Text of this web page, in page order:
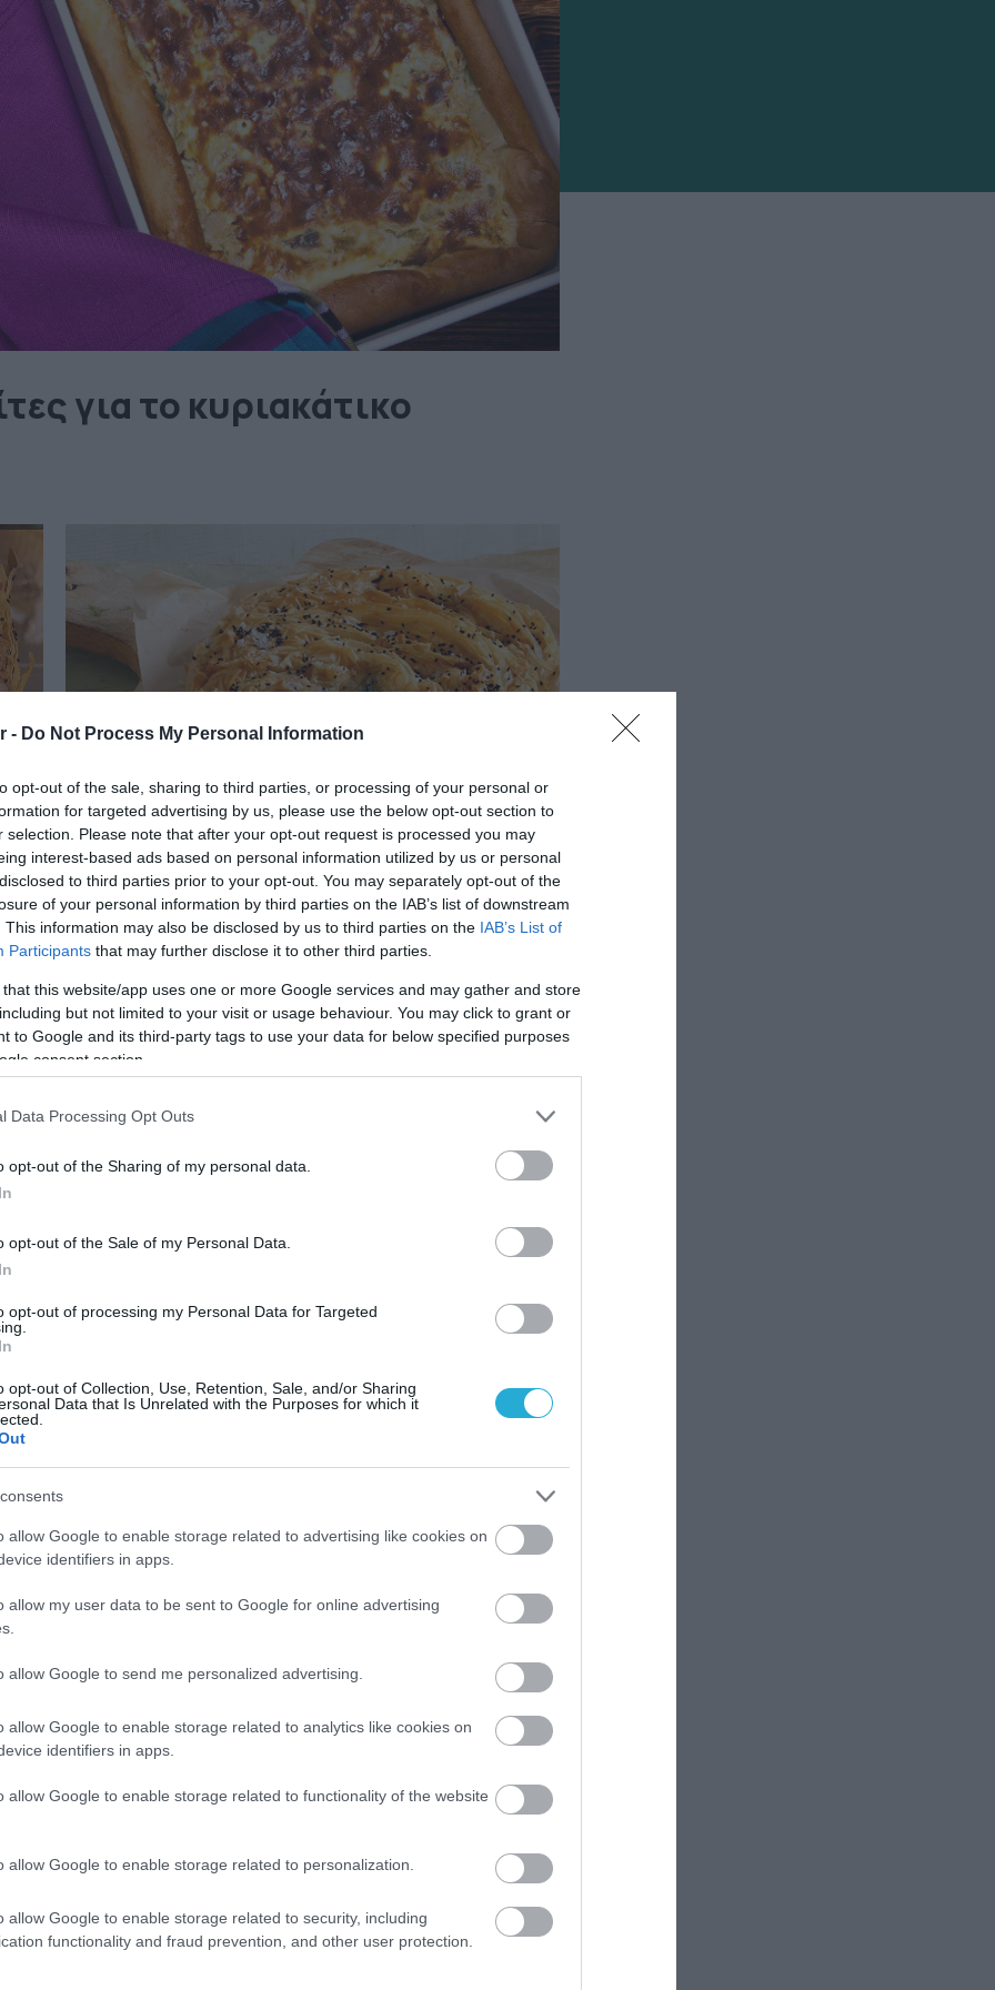
- Do Not Process My Personal Information
opt-out of the sale, sharing to third parties, or processing of your personal or
for targeted advertising by us, please use the below opt-out section to
selection. Please note that after your opt-out request is processed you may
interest-based ads based on personal information utilized by us or personal
to third parties prior to your opt-out. You may separately opt-out of the
of your personal information by third parties on the IAB’s list of downstream
This information may also be disclosed by us to third parties on the IAB’s List of
Participants that may further disclose it to other third parties.
that this website/app uses one or more Google services and may gather and store
but not limited to your visit or usage behaviour. You may click to grant or
to Google and its third-party tags to use your data for below specified purposes
consent section.
Data Processing Opt Outs
opt-out of the Sharing of my personal data.
opt-out of the Sale of my Personal Data.
opt-out of processing my Personal Data for Targeted
opt-out of Collection, Use, Retention, Sale, and/or Sharing
Data that Is Unrelated with the Purposes for which it
allow Google to enable storage related to advertising like cookies on
identifiers in apps.
allow my user data to be sent to Google for online advertising
allow Google to send me personalized advertising.
allow Google to enable storage related to analytics like cookies on
identifiers in apps.
allow Google to enable storage related to functionality of the website
allow Google to enable storage related to personalization.
allow Google to enable storage related to security, including
functionality and fraud prevention, and other user protection.
για το κυριακάτικο
09.11.2025
Εύκολη πίτα για το Κυριακάτικο τραπέζι: Με
σπανάκι και μάραθο
Οι ελληνικές πίτες που ξεχωρίζει το Taste
Οι ξεχωριστές παραδοσιακές πίτες της
Ελλάδας